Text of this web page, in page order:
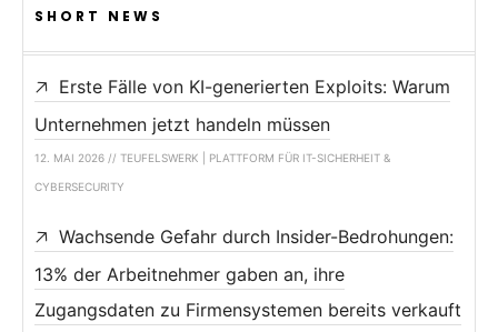
SHORT NEWS
Erste Fälle von KI-generierten Exploits: Warum
Unternehmen jetzt handeln müssen
12. MAI 2026 // TEUFELSWERK | PLATTFORM FÜR IT-SICHERHEIT &
CYBERSECURITY
Wachsende Gefahr durch Insider-Bedrohungen:
13% der Arbeitnehmer gaben an, ihre
Zugangsdaten zu Firmensystemen bereits verkauft